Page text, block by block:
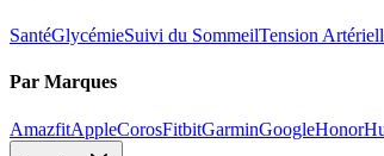
SantéGlycémieSuivi du SommeilTension
Par Marques
AmazfitAppleCorosFitbitGarminGoogleHonor